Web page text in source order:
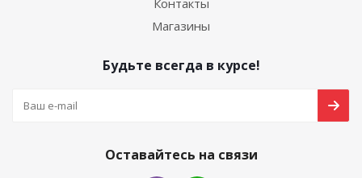
Контакты
Магазины
Будьте всегда в курсе!
Оставайтесь на связи